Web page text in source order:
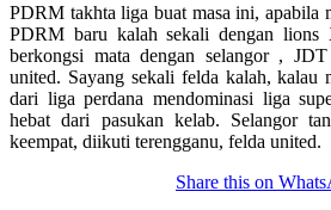
PDRM takhta liga buat masa ini, apabila
PDRM baru kalah sekali dengan lions
berkongsi mata dengan selangor ,
united. Sayang sekali felda kalah, kalau
dari liga perdana mendominasi liga
hebat dari pasukan kelab. Selangor
keempat, diikuti terengganu, felda united.
Share this on